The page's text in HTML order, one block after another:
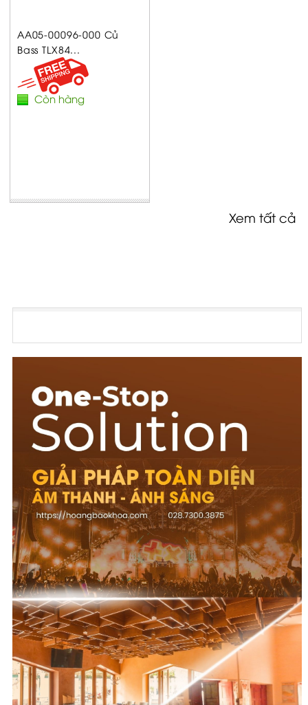
AA05-00096-000 Củ
Bass TLX84...
Còn hàng
Xem tất cả